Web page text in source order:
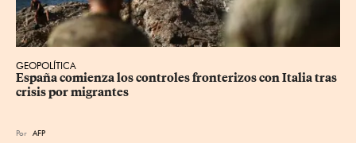
GEOPOLÍTICA
España comienza los controles fronterizos con Italia tras
crisis por migrantes
Por AFP